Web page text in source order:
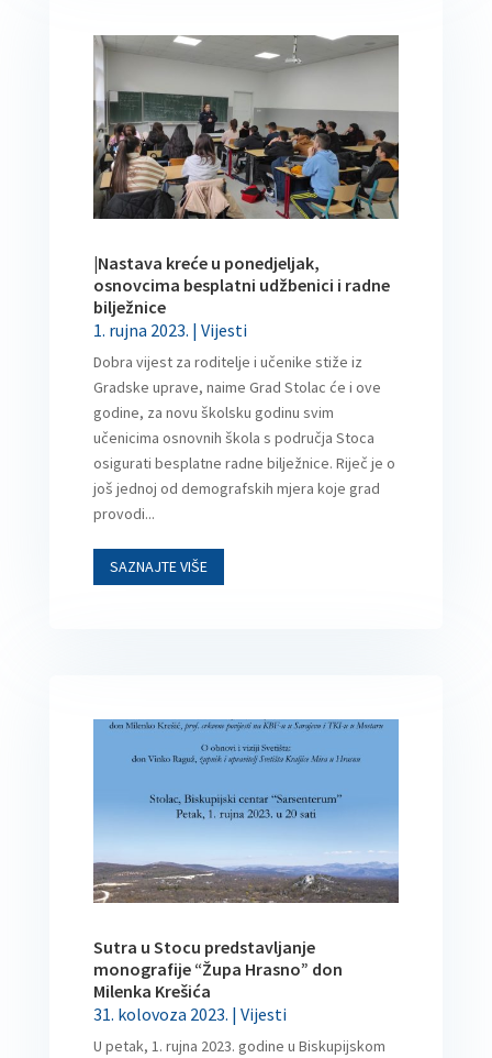
|Nastava kreće u ponedjeljak,
osnovcima besplatni udžbenici i radne
bilježnice
1. rujna 2023. | Vijesti
Dobra vijest za roditelje i učenike stiže iz
Gradske uprave, naime Grad Stolac će i ove
godine, za novu školsku godinu svim
učenicima osnovnih škola s područja Stoca
osigurati besplatne radne bilježnice. Riječ je o
još jednoj od demografskih mjera koje grad
provodi...
SAZNAJTE VIŠE
Sutra u Stocu predstavljanje
monografije “Župa Hrasno” don
Milenka Krešića
31. kolovoza 2023. | Vijesti
U petak, 1. rujna 2023. godine u Biskupijskom